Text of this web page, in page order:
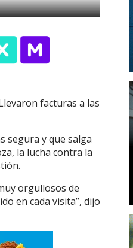
facturas a las
segura y que salga
la lucha contra la
orgullosos de
en cada visita”, dijo